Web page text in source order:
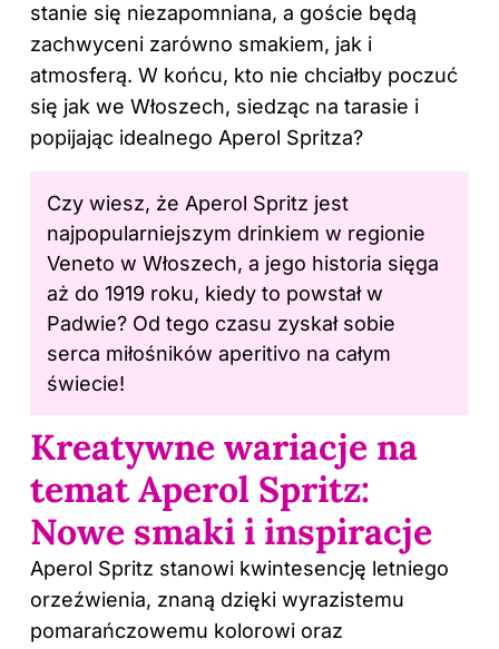
stanie się niezapomniana, a goście będą
zachwyceni zarówno smakiem, jak i
atmosferą. W końcu, kto nie chciałby poczuć
się jak we Włoszech, siedząc na tarasie i
popijając idealnego Aperol Spritza?
Czy wiesz, że Aperol Spritz jest
najpopularniejszym drinkiem w regionie
Veneto w Włoszech, a jego historia sięga
aż do 1919 roku, kiedy to powstał w
Padwie? Od tego czasu zyskał sobie
serca miłośników aperitivo na całym
świecie!
Kreatywne wariacje na
temat Aperol Spritz:
Nowe smaki i inspiracje
Aperol Spritz stanowi kwintesencję letniego
orzeźwienia, znaną dzięki wyrazistemu
pomarańczowemu kolorowi oraz